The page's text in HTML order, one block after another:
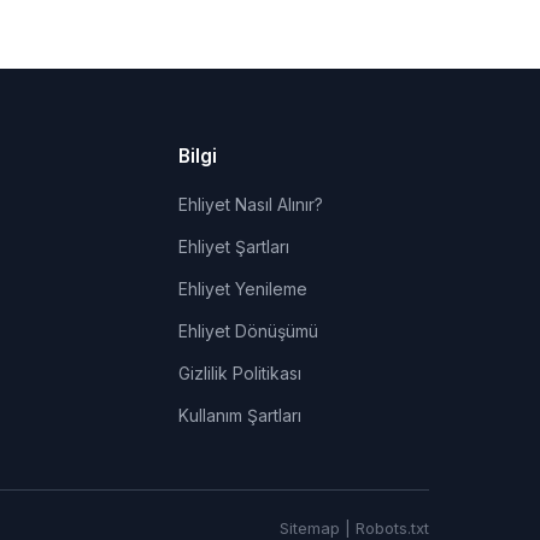
Bilgi
Ehliyet Nasıl Alınır?
Ehliyet Şartları
Ehliyet Yenileme
Ehliyet Dönüşümü
Gizlilik Politikası
Kullanım Şartları
Sitemap Robots.txt